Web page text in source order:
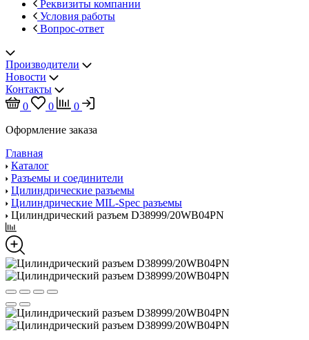
Реквизиты компании
Условия работы
Вопрос-ответ
Производители
Новости
Контакты
0
0
0
Оформление заказа
Главная
Каталог
Разъемы и соединители
Цилиндрические разъемы
Цилиндрические MIL-Spec разъемы
Цилиндрический разъем D38999/20WB04PN